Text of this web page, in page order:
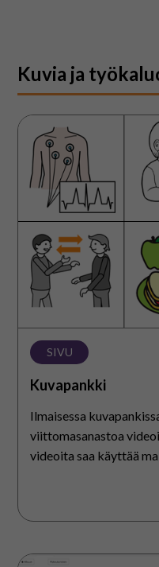
Kuvia ja
Kuvapankki
SIVU
Kuvapankki
Ilmaisessa
viittomasanastoa
videoita saa käyttää